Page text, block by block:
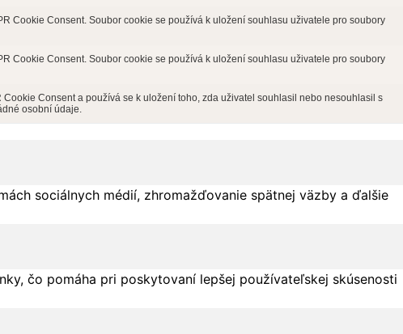
Cookie Consent. Soubor cookie se používá k uložení souhlasu uživatele pro soubory
Cookie Consent. Soubor cookie se používá k uložení souhlasu uživatele pro soubory
Consent a používá se k uložení toho, zda uživatel souhlasil nebo nesouhlasil s
osobní údaje.
sociálnych médií, zhromažďovanie spätnej väzby a ďalšie
čo pomáha pri poskytovaní lepšej používateľskej skúsenosti